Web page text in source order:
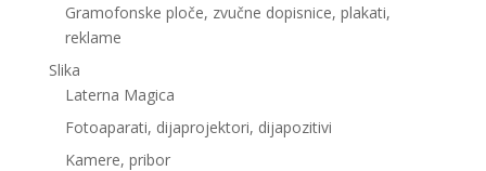
Gramofonske ploče, zvučne dopisnice, plakati,
reklame
Slika
Laterna Magica
Fotoaparati, dijaprojektori, dijapozitivi
Kamere, pribor